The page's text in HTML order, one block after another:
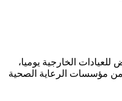
ما يقارب 500 مريض للعيادات الخارجية يوميا،
مؤسسات الرعاية الصحية